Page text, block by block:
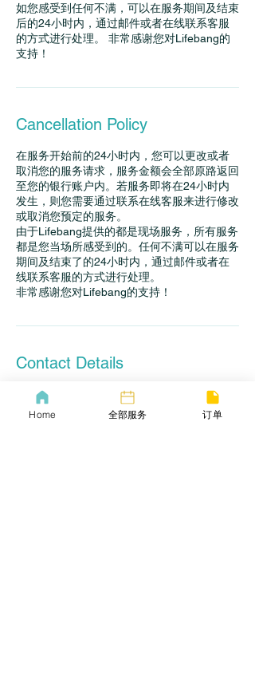
如您感受到任何不满，可以在服务期间及结束
后的24小时内，通过邮件或者在线联系客服
的方式进行处理。 非常感谢您对Lifebang的
支持！
Cancellation Policy
在服务开始前的24小时内，您可以更改或者
取消您的服务请求，服务金额会全部原路返回
至您的银行账户内。若服务即将在24小时内
发生，则您需要通过联系在线客服来进行修改
或取消您预定的服务。
由于Lifebang提供的都是现场服务，所有服务
都是您当场所感受到的。任何不满可以在服务
期间及结束了的24小时内，通过邮件或者在
线联系客服的方式进行处理。
Contact Details
+16173098897
contact@lifebang.us
Home 全部服务 订单